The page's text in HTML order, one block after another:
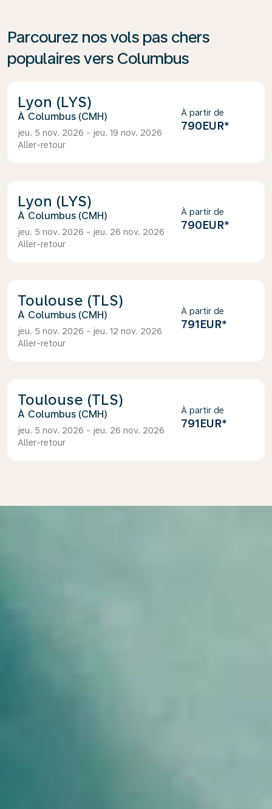
Parcourez nos vols pas chers
populaires vers Columbus
Lyon (LYS)
Columbus (CMH)
jeu. 5 nov. 2026 - jeu. 19 nov. 2026
Aller-retour
À partir de
790EUR*
Lyon (LYS)
Columbus (CMH)
jeu. 5 nov. 2026 - jeu. 26 nov. 2026
Aller-retour
À partir de
790EUR*
Toulouse (TLS)
Columbus (CMH)
jeu. 5 nov. 2026 - jeu. 12 nov. 2026
Aller-retour
À partir de
791EUR*
Toulouse (TLS)
Columbus (CMH)
jeu. 5 nov. 2026 - jeu. 26 nov. 2026
Aller-retour
À partir de
791EUR*